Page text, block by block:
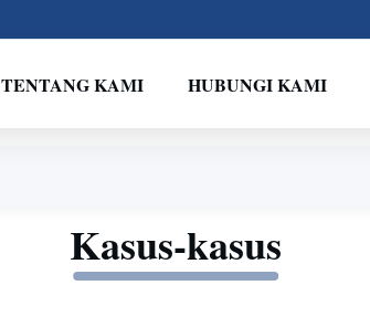
TENTANG KAMI HUBUNGI KAMI
Kasus-kasus